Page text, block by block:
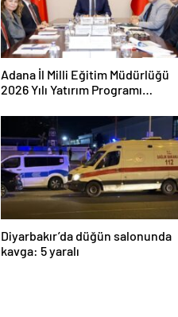
Adana İl Milli Eğitim Müdürlüğü
2026 Yılı Yatırım Programı
Diyarbakır’da düğün salonunda
kavga: 5 yaralı